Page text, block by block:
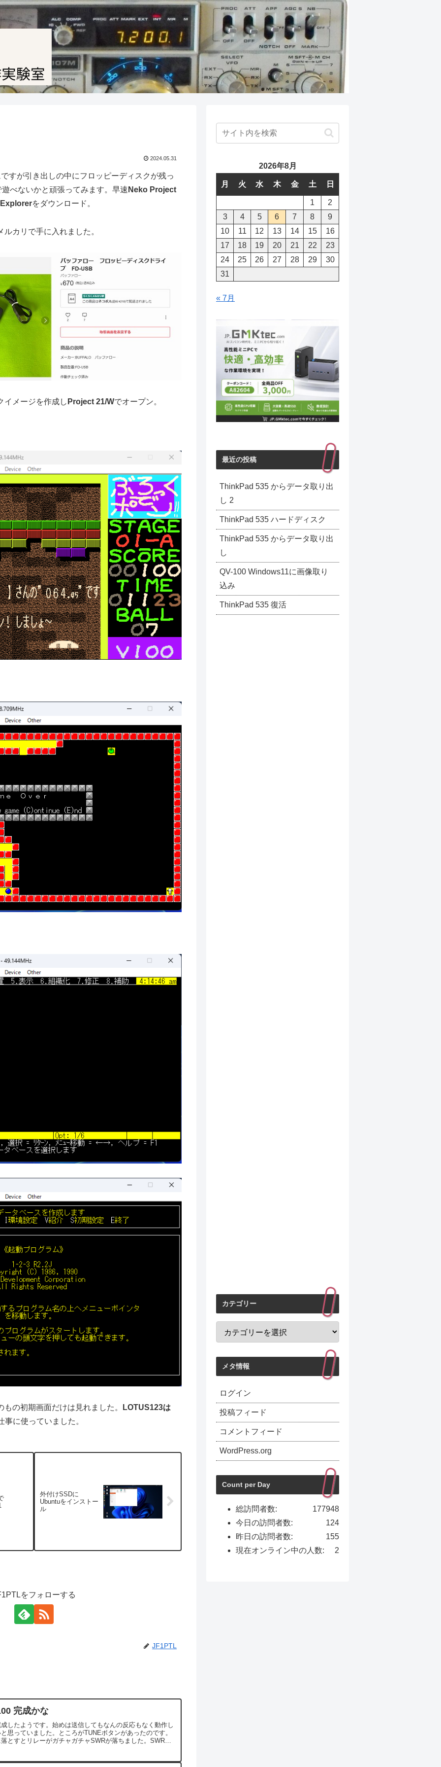
Amateur radio station JF1PTL
2024.05.31
すが引き出しの中にフロッピーディスクが残っ
遊べないかと頑張ってみます。早速 Neko Project
をダウンロード。
カリで手に入れました。
イメージを作成し Project 21/Wでオープン。
の初期画面だけは見れました。
LOTUS123は
に使っていました。
外付けSSDに
Ubuntuをインストー
ル
をフォローする
JF1PTL
完成かな
したようです。始めは送信してもなんの反応もなく動作し
思っていました。ところがTUNEボタンがあったのです。
とすとリレーがガチャガチャSWRが落ちました。SWRは
2026年8月
月 火 水 木 金 土 日
1
2
3
4 5 6 7 8
9
10
11 12 13 14 15
16
17
18 19 20 21 22
23
24
25 26 27 28 29
30
31
« 7月
最近の投稿
ThinkPad 535 からデータ取り出
し 2
ThinkPad 535 ハードディスク
ThinkPad 535 からデータ取り出
し
QV-100 Windows11に画像取り
込み
ThinkPad 535 復活
カテゴリー
メタ情報
ログイン
投稿フィード
コメントフィード
WordPress.org
Count per Day
177948
総訪問者数:
124
今日の訪問者数:
155
昨日の訪問者数:
2
現在オンライン中の人数: